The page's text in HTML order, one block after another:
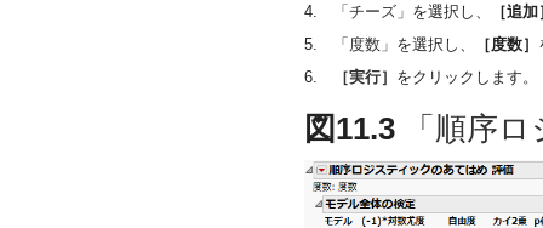
4. 「チーズ」 を選択し、
［追
5.
「度数」 を選択し、 ［度数］
6.
［実行］ をクリックします。
図11.3 「順序